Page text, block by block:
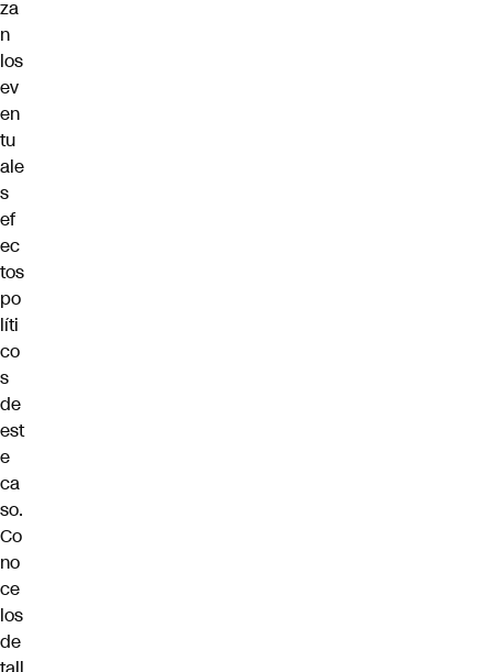
za
n
los
ev
en
tu
ale
s
ef
ec
tos
po
líti
co
s
de
est
e
ca
so.
Co
no
ce
los
de